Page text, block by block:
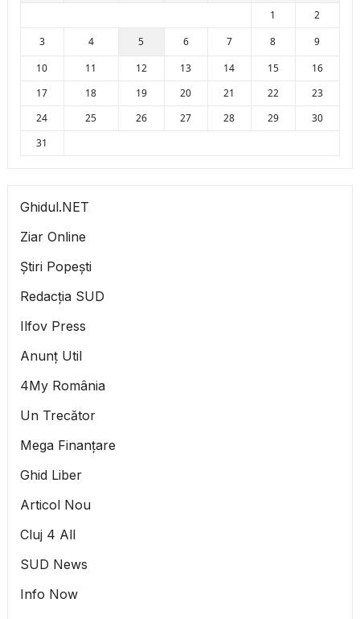
1
2
3
4 5 6 7 8
9
10
11 12 13 14 15
16
17
18 19 20 21 22
23
24
25 26 27 28 29
30
31
Ghidul.NET
Ziar Online
Știri Popești
Redacția SUD
Ilfov Press
Anunț Util
4My România
Un Trecător
Mega Finanțare
Ghid Liber
Articol Nou
Cluj 4 All
SUD News
Info Now